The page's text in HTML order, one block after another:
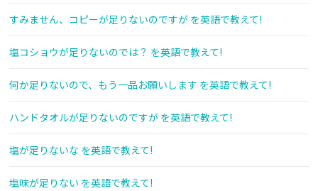
すみません、コピーが足りないのですが を英語で教えて!
塩コショウが足りないのでは？ を英語で教えて!
何か足りないので、もう一品お願いします を英語で教えて!
ハンドタオルが足りないのですが を英語で教えて!
塩が足りないな を英語で教えて!
塩味が足りない を英語で教えて!